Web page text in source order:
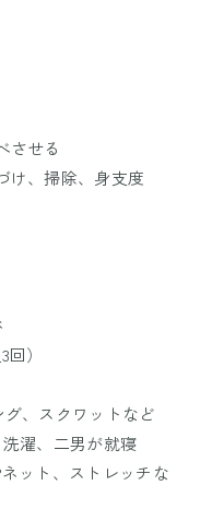
させる
け、掃除、身支度
）
、スクワットなど
濯、二男が就寝
ット、ストレッチな